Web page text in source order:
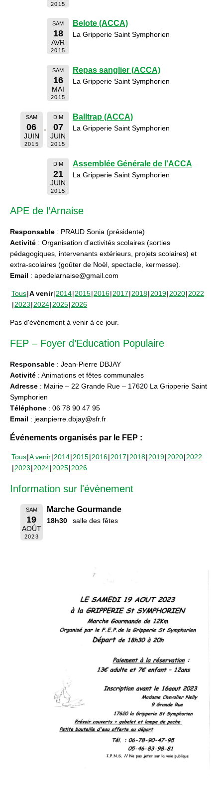
2015
SAM
18
AVR
2015
Belote (ACCA)
La Gripperie Saint Symphorien
SAM
16
MAI
2015
Repas sanglier (ACCA)
La Gripperie Saint Symphorien
SAM
06
JUIN
2015
DIM
07
JUIN
2015
Balltrap (ACCA)
La Gripperie Saint Symphorien
DIM
21
JUIN
2015
Assemblée Générale de l'ACCA
La Gripperie Saint Symphorien
APE de l’Arnaise
Responsable : PRAUD Sonia (présidente)
Activité : Organisation d’activités scolaires (sorties
pédagogiques, intervenants extérieurs, projets scolaires) et
extra-scolaires (goûter de Noël, spectacle, kermesse).
Email : apedelarnaise@gmail.com
Tous A venir 2014 2015 2016 2017 2018 2019 2020 2022
2023 2024 2025 2026
Pas d'événement à venir à ce jour.
FEP – Foyer d’Education Populaire
Responsable : Jean-Pierre DBJAY
Activité : Animations et fêtes communales
Adresse : Mairie – 22 Grande Rue – 17620 La Gripperie Saint
Symphorien
Téléphone : 06 78 90 47 95
Email : jeanpierre.dbjay@sfr.fr
Événements organisés par le FEP :
Tous A venir 2014 2015 2016 2017 2018 2019 2020 2022
2023 2024 2025 2026
Information sur l'évènement
SAM
19
AOÛT
2023
Marche Gourmande
18h30 salle des fêtes